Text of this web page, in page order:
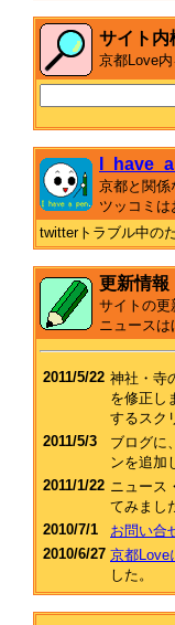
サイト内
京都Love
京都と関係
ツッコミ
twitterトラブル中の
更新情報
サイトの更
ニュース
2011/5/22 神社・寺
を修正し
するスク
2011/5/3
ブログに
ンを追加
2011/1/22 ニュース
てみまし
2010/7/1
お問い合
2010/6/27 京都Love
した。